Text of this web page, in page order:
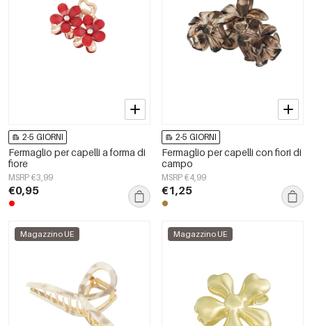
2-5 GIORNI
Fermaglio per capelli a forma di
fiore
MSRP €3,99
€0,95
2-5 GIORNI
Fermaglio per capelli con fiori di
campo
MSRP €4,99
€1,25
Magazzino UE Magazzino UE